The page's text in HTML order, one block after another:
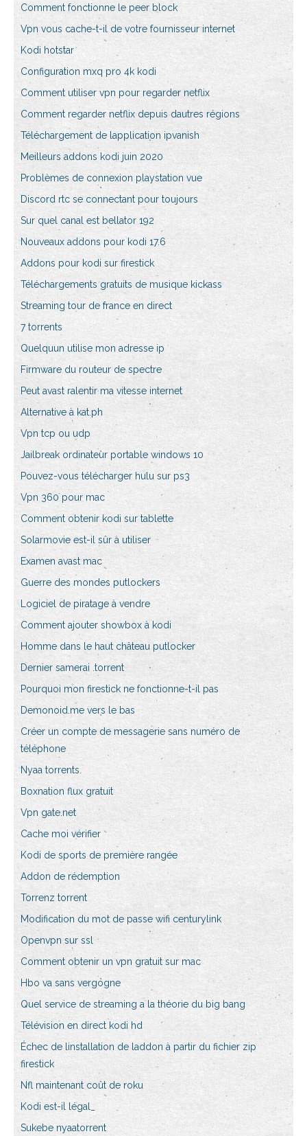
Comment fonctionne le peer block
Vpn vous cache-t-il de votre fournisseur internet
Kodi hotstar
Configuration mxq pro 4k kodi
Comment utiliser vpn pour regarder netflix
Comment regarder netflix depuis dautres régions
Téléchargement de lapplication ipvanish
Meilleurs addons kodi juin 2020
Problèmes de connexion playstation vue
Discord rtc se connectant pour toujours
Sur quel canal est bellator 192
Nouveaux addons pour kodi 17.6
Addons pour kodi sur firestick
Téléchargements gratuits de musique kickass
Streaming tour de france en direct
7 torrents
Quelquun utilise mon adresse ip
Firmware du routeur de spectre
Peut avast ralentir ma vitesse internet
Alternative à kat.ph
Vpn tcp ou udp
Jailbreak ordinateur portable windows 10
Pouvez-vous télécharger hulu sur ps3
Vpn 360 pour mac
Comment obtenir kodi sur tablette
Solarmovie est-il sûr à utiliser
Examen avast mac
Guerre des mondes putlockers
Logiciel de piratage à vendre
Comment ajouter showbox à kodi
Homme dans le haut château putlocker
Dernier samerai .torrent
Pourquoi mon firestick ne fonctionne-t-il pas
Demonoid.me vers le bas
Créer un compte de messagerie sans numéro de
téléphone
Nyaa torrents.
Boxnation flux gratuit
Vpn gate.net
Cache moi vérifier
Kodi de sports de première rangée
Addon de rédemption
Torrenz torrent
Modification du mot de passe wifi centurylink
Openvpn sur ssl
Comment obtenir un vpn gratuit sur mac
Hbo va sans vergogne
Quel service de streaming a la théorie du big bang
Télévision en direct kodi hd
Échec de linstallation de laddon à partir du fichier zip
firestick
Nfl maintenant coût de roku
Kodi est-il légal_
Sukebe nyaatorrent